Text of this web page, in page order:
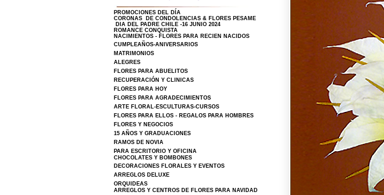
PROMOCIONES DEL DÍA
CORONAS DE CONDOLENCIAS & FLORES PESAME
DIA DEL PADRE CHILE -16 JUNIO 2024
ROMANCE CONQUISTA
NACIMIENTOS - FLORES PARA RECIEN NACIDOS
CUMPLEAÑOS-ANIVERSARIOS
MATRIMONIOS
ALEGRES
FLORES PARA ABUELITOS
RECUPERACIÓN Y CLINICAS
FLORES PARA HOY
FLORES PARA AGRADECIMIENTOS
ARTE FLORAL-ESCULTURAS-CURSOS
FLORES PARA ELLOS - REGALOS PARA HOMBRES
FLORES Y NEGOCIOS
15 AÑOS Y GRADUACIONES
RAMOS DE NOVIA
PARA ESCRITORIO Y OFICINA
CHOCOLATES Y BOMBONES
DECORACIONES FLORALES Y EVENTOS
ARREGLOS DELUXE
ORQUIDEAS
ARREGLOS Y CENTROS DE FLORES PARA NAVIDAD